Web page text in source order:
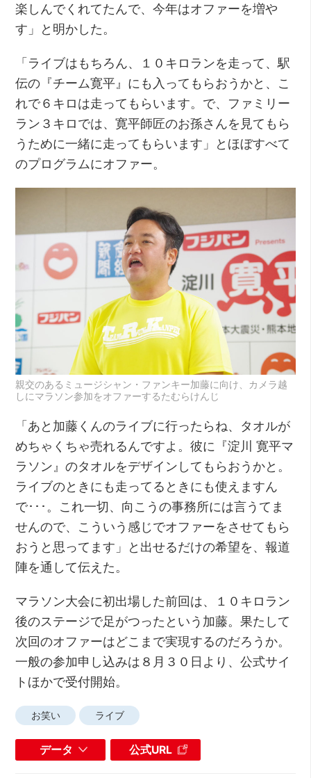
楽しんでくれてたんで、今年はオファーを増や
す」と明かした。
「ライブはもちろん、１０キロランを走って、駅
伝の『チーム寛平』にも入ってもらおうかと、こ
れで６キロは走ってもらいます。で、ファミリー
ラン３キロでは、寛平師匠のお孫さんを見てもら
うために一緒に走ってもらいます」とほぼすべて
のプログラムにオファー。
親交のあるミュージシャン・ファンキー加藤に向け、カメラ越
しにマラソン参加をオファーするたむらけんじ
「あと加藤くんのライブに行ったらね、タオルが
めちゃくちゃ売れるんですよ。彼に『淀川 寛平マ
ラソン』のタオルをデザインしてもらおうかと。
ライブのときにも走ってるときにも使えますん
で･･･。これ一切、向こうの事務所には言うてま
せんので、こういう感じでオファーをさせてもら
おうと思ってます」と出せるだけの希望を、報道
陣を通して伝えた。
マラソン大会に初出場した前回は、１０キロラン
後のステージで足がつったという加藤。果たして
次回のオファーはどこまで実現するのだろうか。
一般の参加申し込みは８月３０日より、公式サイ
トほかで受付開始。
お笑い ライブ
データ 公式URL